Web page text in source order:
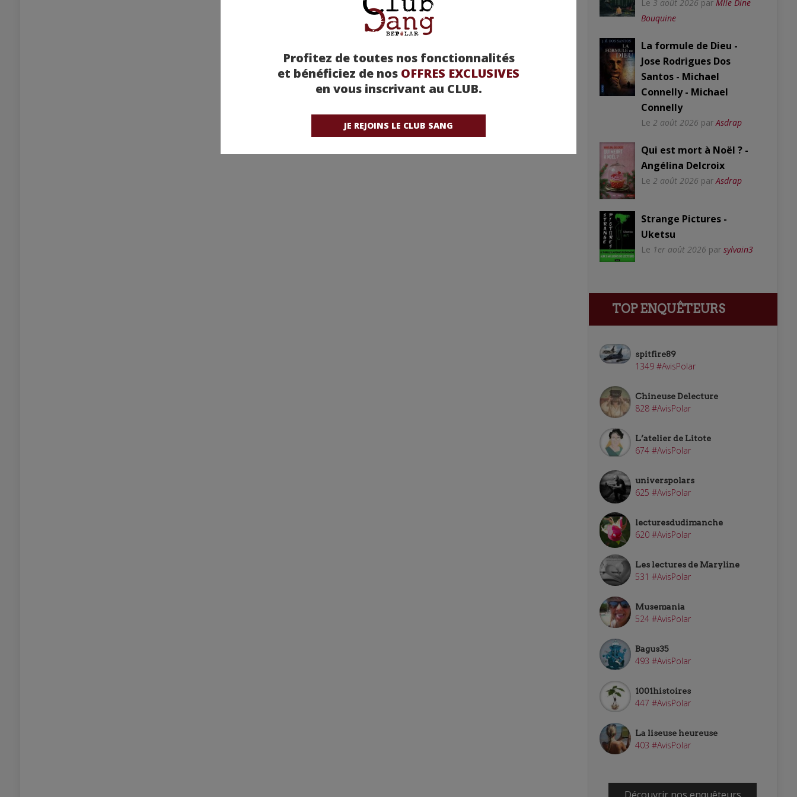
Profitez de toutes nos fonctionnalités
et bénéficiez de nos OFFRES EXCLUSIVES
en vous inscrivant au CLUB.
JE REJOINS LE CLUB SANG
Le 3 août 2026 par Mlle Dine
Bouquine
La formule de Dieu -
Jose Rodrigues Dos
Santos - Michael
Connelly - Michael
Connelly
Le 2 août 2026 par Asdrap
Qui est mort à Noël ? -
Angélina Delcroix
Le 2 août 2026 par Asdrap
Strange Pictures -
Uketsu
Le 1er août 2026 par sylvain3
TOP ENQUÊTEURS
spitfire89
1349 #AvisPolar
Chineuse Delecture
828 #AvisPolar
L’atelier de Litote
674 #AvisPolar
universpolars
625 #AvisPolar
lecturesdudimanche
620 #AvisPolar
Les lectures de Maryline
531 #AvisPolar
Musemania
524 #AvisPolar
Bagus35
493 #AvisPolar
1001histoires
447 #AvisPolar
La liseuse heureuse
403 #AvisPolar